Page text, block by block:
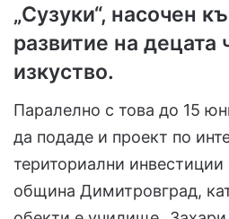
„Сузуки“, насочен
развитие на децата
изкуство.
Паралелно с това до 15
да подаде и проект по
териториални инвестиции
община Димитровград,